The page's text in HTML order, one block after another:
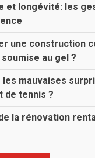
et longévité: les
une construction
au gel ?
mauvaises
de tennis ?
la rénovation